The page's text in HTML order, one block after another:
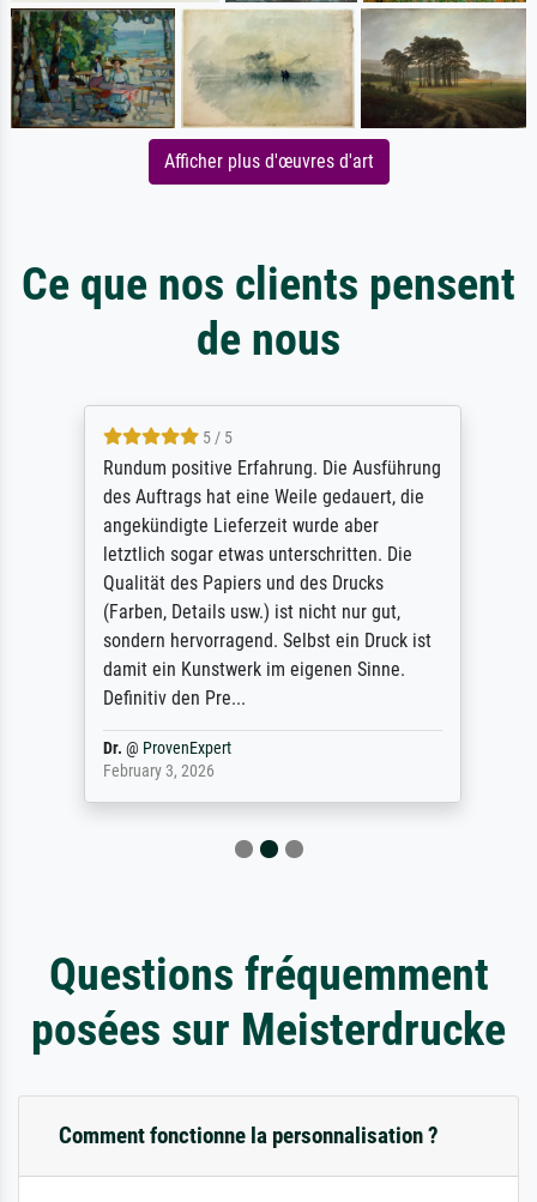
Afficher plus d'œuvres d'art
Ce que nos clients pensent
de nous
5 / 5
Rundum positive Erfahrung. Die Ausführung
des Auftrags hat eine Weile gedauert, die
angekündigte Lieferzeit wurde aber
letztlich sogar etwas unterschritten. Die
Qualität des Papiers und des Drucks
(Farben, Details usw.) ist nicht nur gut,
sondern hervorragend. Selbst ein Druck ist
damit ein Kunstwerk im eigenen Sinne.
Definitiv den Pre...
Dr.@ ProvenExpert
February 3, 2026
Questions fréquemment
posées sur Meisterdrucke
Comment fonctionne la personnalisation ?